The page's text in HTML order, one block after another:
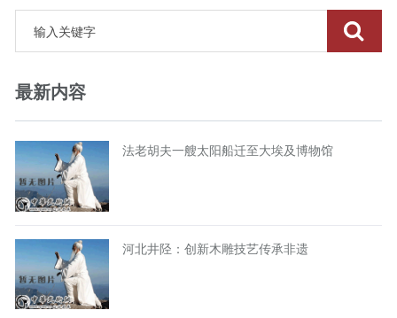
最新内容
法老胡夫一艘太阳船迁至大埃及博物馆
河北井陉：创新木雕技艺传承非遗